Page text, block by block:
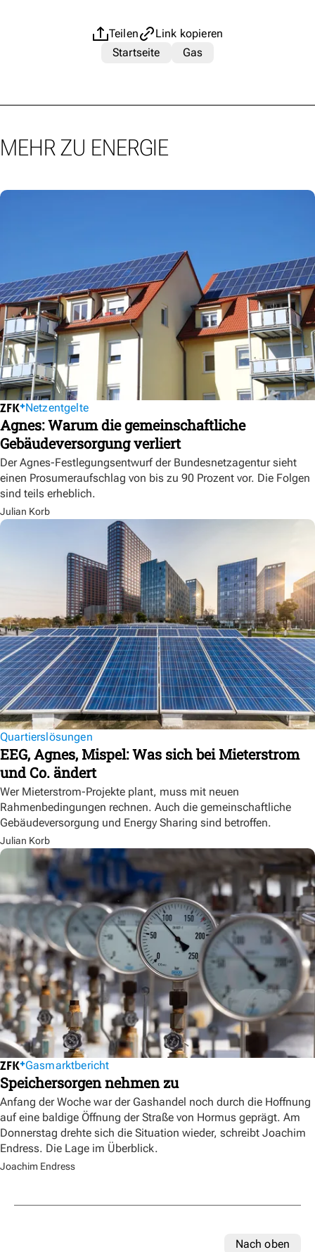
Teilen
Link kopieren
Startseite
Gas
MEHR ZU ENERGIE
Netzentgelte
Agnes: Warum die gemeinschaftliche
Gebäudeversorgung verliert
Der Agnes-Festlegungsentwurf der Bundesnetzagentur sieht
einen Prosumeraufschlag von bis zu 90 Prozent vor. Die Folgen
sind teils erheblich.
Julian Korb
Quartierslösungen
EEG, Agnes, Mispel: Was sich bei Mieterstrom
und Co. ändert
Wer Mieterstrom-Projekte plant, muss mit neuen
Rahmenbedingungen rechnen. Auch die gemeinschaftliche
Gebäudeversorgung und Energy Sharing sind betroffen.
Julian Korb
Gasmarktbericht
Speichersorgen nehmen zu
Anfang der Woche war der Gashandel noch durch die Hoffnung
auf eine baldige Öffnung der Straße von Hormus geprägt. Am
Donnerstag drehte sich die Situation wieder, schreibt Joachim
Endress. Die Lage im Überblick.
Joachim Endress
Nach oben